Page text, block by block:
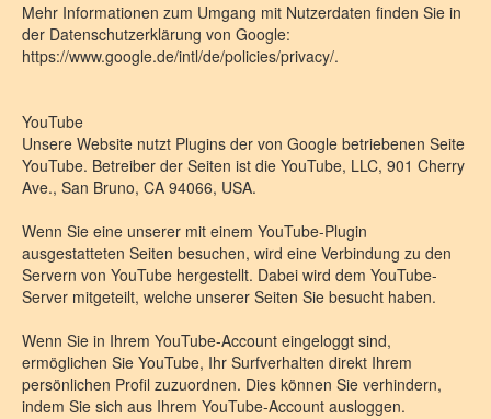
Mehr Informationen zum Umgang mit Nutzerdaten finden Sie in
der Datenschutzerklärung von Google:
https://www.google.de/intl/de/policies/privacy/.
YouTube
Unsere Website nutzt Plugins der von Google betriebenen Seite
YouTube. Betreiber der Seiten ist die YouTube, LLC, 901 Cherry
Ave., San Bruno, CA 94066, USA.
Wenn Sie eine unserer mit einem YouTube-Plugin
ausgestatteten Seiten besuchen, wird eine Verbindung zu den
Servern von YouTube hergestellt. Dabei wird dem YouTube-
Server mitgeteilt, welche unserer Seiten Sie besucht haben.
Wenn Sie in Ihrem YouTube-Account eingeloggt sind,
ermöglichen Sie YouTube, Ihr Surfverhalten direkt Ihrem
persönlichen Profil zuzuordnen. Dies können Sie verhindern,
indem Sie sich aus Ihrem YouTube-Account ausloggen.